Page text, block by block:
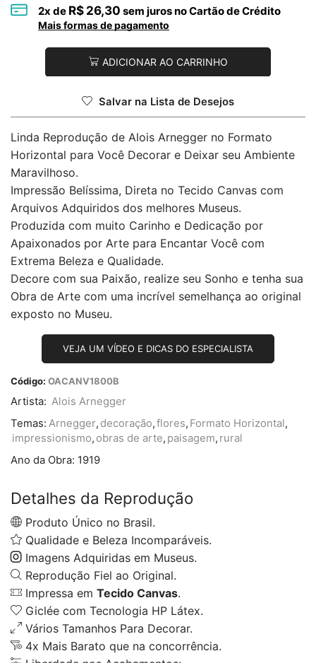
2x de R$ 26,30 sem juros no Cartão de Crédito
Mais formas de pagamento
ADICIONAR AO CARRINHO
Salvar na Lista de Desejos
Linda Reprodução de Alois Arnegger no Formato
Horizontal para Você Decorar e Deixar seu Ambiente
Maravilhoso.
Impressão Belíssima, Direta no Tecido Canvas com
Arquivos Adquiridos dos melhores Museus.
Produzida com muito Carinho e Dedicação por
Apaixonados por Arte para Encantar Você com
Extrema Beleza e Qualidade.
Decore com sua Paixão, realize seu Sonho e tenha sua
Obra de Arte com uma incrível semelhança ao original
exposto no Museu.
VEJA UM VÍDEO E DICAS DO ESPECIALISTA
Código: OACANV1800B
Artista: Alois Arnegger
Temas: Arnegger, decoração,flores, Formato Horizontal,
impressionismo, obras de arte, paisagem, rural
Ano da Obra: 1919
Detalhes da Reprodução
Produto Único no Brasil.
Qualidade e Beleza Incomparáveis.
Imagens Adquiridas em Museus.
Reprodução Fiel ao Original.
Impressa em Tecido Canvas.
Giclée com Tecnologia HP Látex.
Vários Tamanhos Para Decorar.
4x Mais Barato que na concorrência.